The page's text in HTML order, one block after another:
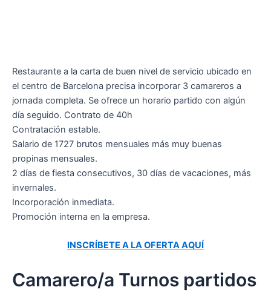
Restaurante a la carta de buen nivel de servicio ubicado en
el centro de Barcelona precisa incorporar 3 camareros a
jornada completa. Se ofrece un horario partido con algún
día seguido. Contrato de 40h
Contratación estable.
Salario de 1727 brutos mensuales más muy buenas
propinas mensuales.
2 días de fiesta consecutivos, 30 días de vacaciones, más
invernales.
Incorporación inmediata.
Promoción interna en la empresa.
INSCRÍBETE A LA OFERTA AQUÍ
Camarero/a Turnos partidos